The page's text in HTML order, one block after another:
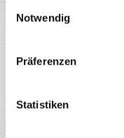
Notwendig
Präferenzen
Statistiken
Alle Preise in €. Alle
Verwendete
Produkten abweichen.
** Informationen zu
Hersteller finden Sie